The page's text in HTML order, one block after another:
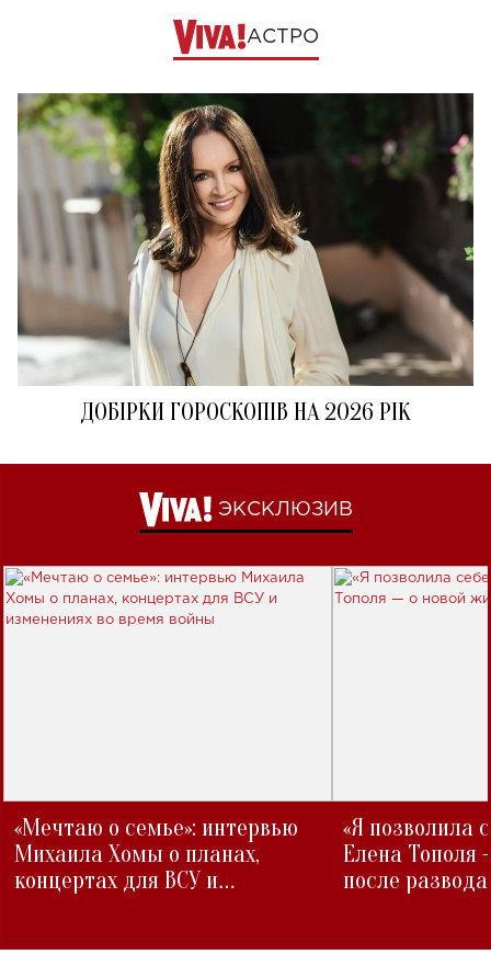
АСТРО
ДОБІРКИ ГОРОСКОПІВ НА 2026 РІК
ЭКСКЛЮЗИВ
«Мечтаю о семье»: интервью
Михаила Хомы о планах,
концертах для ВСУ и
«Я позволила
Елена Тополя
после развода